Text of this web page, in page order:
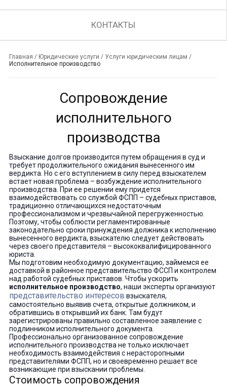
КОНТАКТЫ
Главная / Юридические услуги / Услуги юридическим лицам /
Исполнительное производство
Сопровождение
исполнительного
производства
Взыскание долгов производится путем обращения в суд и
требует продолжительного ожидания вынесенного им
вердикта. Но с его вступлением в силу перед взыскателем
встает новая проблема – возбуждение исполнительного
производства. При ее решении ему придется
взаимодействовать со службой ФСПП – судебных приставов,
традиционно отличающихся недостаточным
профессионализмом и чрезвычайной перегруженностью.
Поэтому, чтобы соблюсти регламентированные
законодательно сроки принуждения должника к исполнению
вынесенного вердикта, взыскателю следует действовать
через своего представителя – высококвалифицированного
юриста.
Мы подготовим необходимую документацию, займемся ее
доставкой в районное представительство ФССП и контролем
над работой судебных приставов. Чтобы ускорить
исполнительное производство, наши эксперты организуют
представительство интересов взыскателя,
самостоятельно выявив счета, открытые должником, и
обратившись в открывший их банк. Там будут
зарегистрированы правильно составленное заявление с
подлинником исполнительного документа.
Профессионально организованное сопровождение
исполнительного производства не только исключает
необходимость взаимодействия с нерасторопными
представителями ФСПП, но и своевременно решает все
возникающие при взыскании проблемы.
Стоимость сопровождения